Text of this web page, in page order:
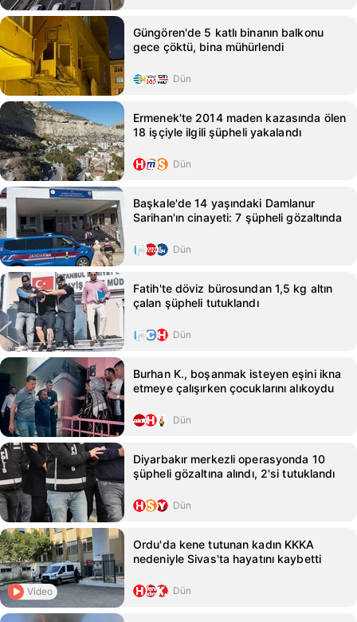
Güngören'de 5 katlı binanın balkonu
gece çöktü, bina mühürlendi
Dün
Ermenek'te 2014 maden kazasında ölen
18 işçiyle ilgili şüpheli yakalandı
Dün
Başkale'de 14 yaşındaki Damlanur
Sarihan'ın cinayeti: 7 şüpheli gözaltında
Dün
Fatih'te döviz bürosundan 1,5 kg altın
çalan şüpheli tutuklandı
Dün
Burhan K., boşanmak isteyen eşini ikna
etmeye çalışırken çocuklarını alıkoydu
Dün
Diyarbakır merkezli operasyonda 10
şüpheli gözaltına alındı, 2'si tutuklandı
Dün
Video
Ordu'da kene tutunan kadın KKKA
nedeniyle Sivas'ta hayatını kaybetti
Dün